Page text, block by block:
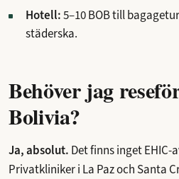
Hotell:5–10 BOB till
städerska.
Behöver jag
Bolivia?
Ja, absolut. Det finns inget
Privatkliniker i La Paz och Santa